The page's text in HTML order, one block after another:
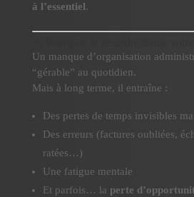
à l’essentiel.
Un manque d’organisation
“gérable” au quotidien.
Mais à long terme, il entraîne :
Des pertes de temps invisibles
Des erreurs (factures oubliées,
ratées…)
Une fatigue mentale
Et parfois… la perte